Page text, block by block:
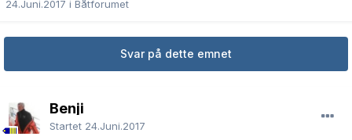
24.Juni.2017 i Båtforumet
Svar på dette emnet
Benji
Startet 24.Juni.2017